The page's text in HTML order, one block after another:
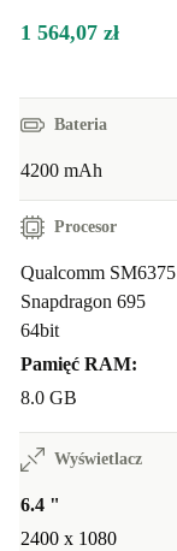
1 564,07 zł
Bateria
4200 mAh
Procesor
Qualcomm SM6375
Snapdragon 695
64bit
Pamięć RAM:
8.0 GB
Wyświetlacz
6.4 "
2400 x 1080